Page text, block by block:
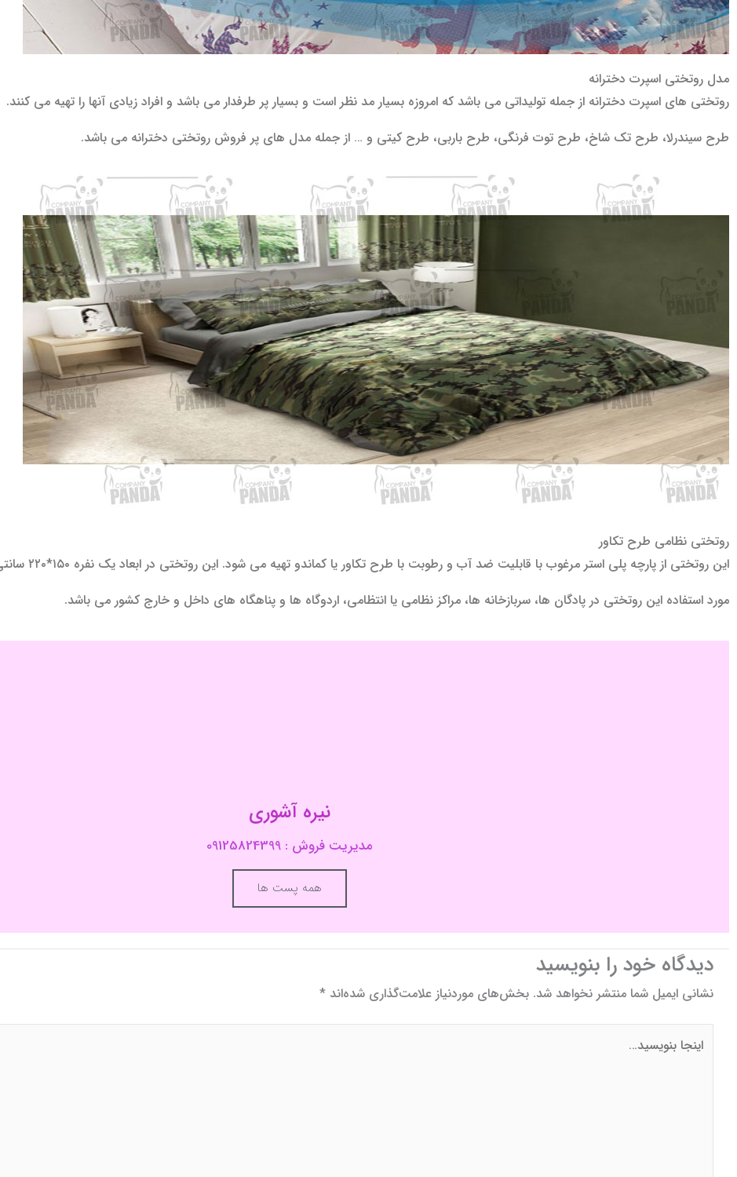
مدل روتختی اسپرت دخترانه
روتختی های اسپرت دخترانه از جمله تولیداتی می باشد که امروزه بسیار مد نظر است و بسیار پر طرفدار می باشد و افراد زیادی آنها را تهیه می کنند.
طرح سیندرلا، طرح تک شاخ، طرح توت فرنگی، طرح باربی، طرح کیتی و … از جمله مدل های پر فروش روتختی دخترانه می باشد.
روتختی نظامی طرح تکاور
این روتختی از پارچه پلی استر مرغوب با قابلیت ضد آب و رطوبت با طرح تکاور یا کماندو تهیه می شود. این روتختی در ابعاد یک نفره ۱۵۰*۲۲۰ سانتی متر تولید می شود.
مورد استفاده این روتختی در پادگان ها، سربازخانه ها، مراکز نظامی یا انتظامی، اردوگاه ها و پناهگاه های داخل و خارج کشور می باشد.
مدیریت فروش : 09125824399
همه پست ها
دیدگاه‌ خود را بنویسید
نشانی ایمیل شما منتشر نخواهد شد. بخش‌های موردنیاز علامت‌گذاری شده‌اند*
اینجا